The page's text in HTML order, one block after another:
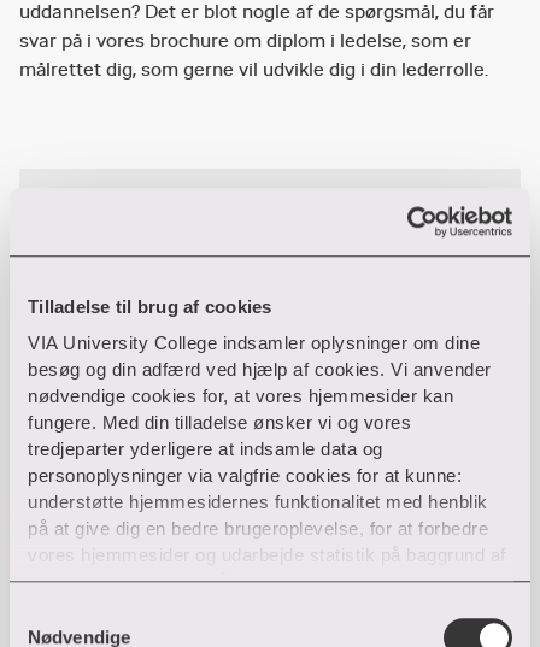
Tilladelse til brug af cookies
VIA University College indsamler oplysninger om dine
besøg og din adfærd ved hjælp af cookies. Vi anvender
nødvendige cookies for, at vores hjemmesider kan
fungere. Med din tilladelse ønsker vi og vores
tredjeparter yderligere at indsamle data og
personoplysninger via valgfrie cookies for at kunne:
understøtte hjemmesidernes funktionalitet med henblik
på at give dig en bedre brugeroplevelse, for at forbedre
vores hjemmesider og udarbejde statistik på baggrund af
analyser samt for at målrette markedsføring via andre
Nødvendige
uddannelsen? Det er blot nogle af de spørgsmål, du får
svar på i vores brochure om diplom i ledelse, som er
målrettet dig, som gerne vil udvikle dig i din lederrolle.
brochuren
Fornavn*
Efternavn*
Arbejdsmail*